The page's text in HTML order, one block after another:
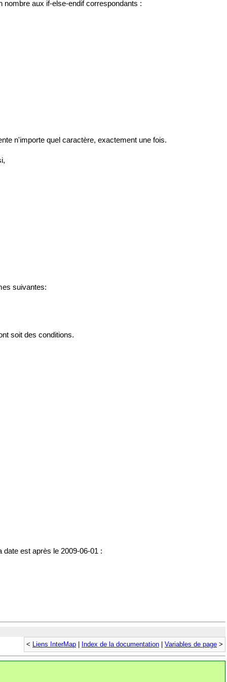
aux if-else-endif correspondants :
n'importe quel caractère, exactement une fois.
suivantes:
soit des conditions.
est après le 2009-06-01 :
< Liens InterMap Index de la documentation Variables de page >